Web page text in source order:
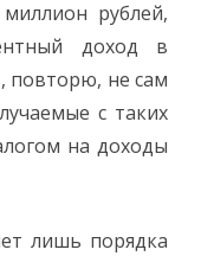
рублей,
доход в
повторю, не сам
с таких
на доходы
лишь порядка